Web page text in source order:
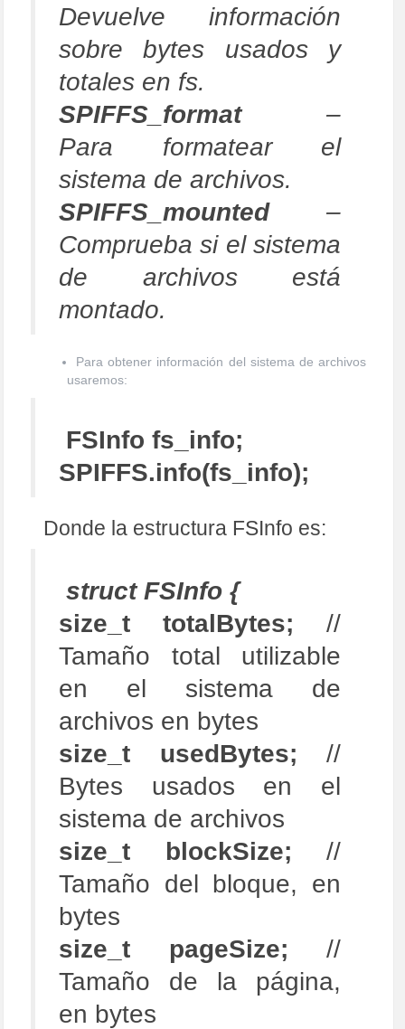
Devuelve información
sobre bytes usados ​​y
totales en fs.
SPIFFS_format–
Para formatear el
sistema de archivos.
SPIFFS_mounted–
Comprueba si el sistema
de archivos está
montado.
Para obtener información del sistema de archivos
usaremos:
FSInfo fs_info;
SPIFFS.info(fs_info);
Donde la estructura FSInfo es:
struct FSInfo {
size_t totalBytes; //
Tamaño total utilizable
en el sistema de
archivos en bytes
size_t usedBytes; //
Bytes usados en el
sistema de archivos
size_t blockSize; //
Tamaño del bloque, en
bytes
size_t pageSize; //
Tamaño de la página,
en bytes